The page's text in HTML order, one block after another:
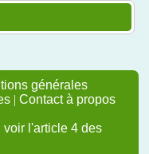
générales
| Contact à propos
voir l'article 4 des